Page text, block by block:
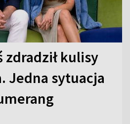
zdradził kulisy
Jedna sytuacja